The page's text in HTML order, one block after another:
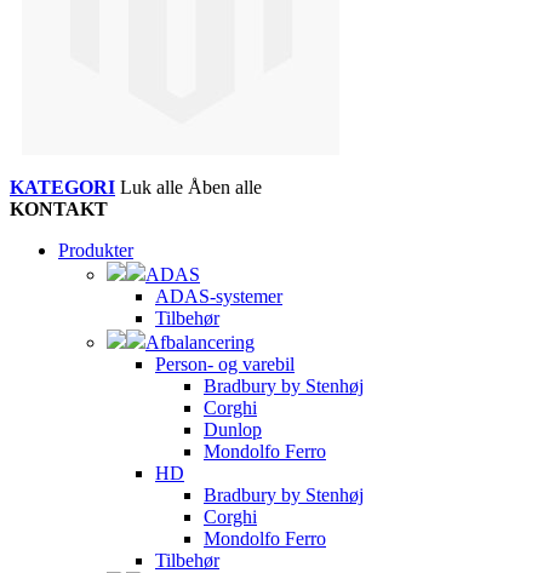
KATEGORI Luk alle Åben alle
KONTAKT
Produkter
ADAS
ADAS-systemer
Tilbehør
Afbalancering
Person- og varebil
Bradbury by Stenhøj
Corghi
Dunlop
Mondolfo Ferro
HD
Bradbury by Stenhøj
Corghi
Mondolfo Ferro
Tilbehør